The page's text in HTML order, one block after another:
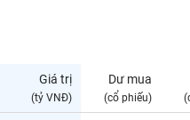
Giá trị
(tỷ VNĐ)
Dư mua
(cổ phiếu)